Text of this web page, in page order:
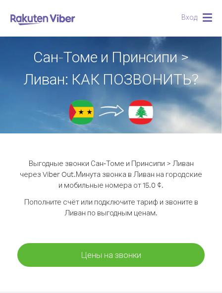
Вход
Сан-Томе и Принсипи >
Ливан: КАК ПОЗВОНИТЬ?
Выгодные звонки Сан-Томе и Принсипи > Ливан
через Viber Out.Минута звонка в Ливан на городские
и мобильные номера от 15.0 ¢.
Пополните счёт или подключите тариф и звоните в
Ливан по выгодным ценам.
Цены на звонки